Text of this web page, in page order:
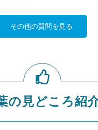
その他の質問を見る
の見どころ紹